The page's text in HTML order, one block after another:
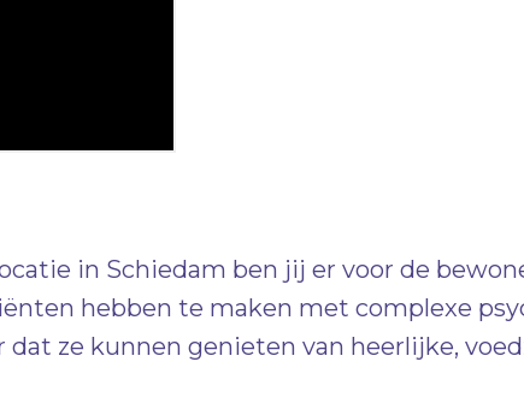
in Schiedam ben jij er voor de
hebben te maken met complexe
dat ze kunnen genieten van heerlijke,